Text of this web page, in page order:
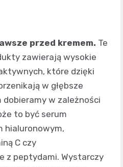
przed kremem. Te
zawierają wysokie
które dzięki
w głębsze
w zależności
to być serum
hialuronowym,
C czy
z peptydami. Wystarczy